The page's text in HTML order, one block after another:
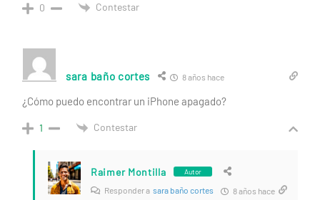
0 Contestar
sara baño cortes 8 años hace
¿Cómo puedo encontrar un iPhone apagado?
1 Contestar
Raimer Montilla Autor
Responder a sara baño cortes 8 años hace